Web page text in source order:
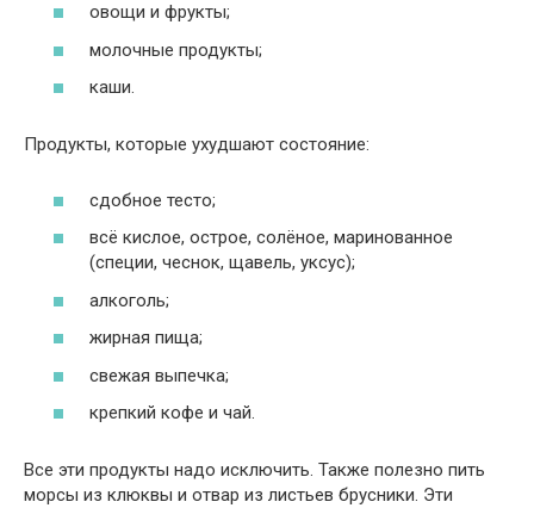
овощи и фрукты;
молочные продукты;
каши.
Продукты, которые ухудшают состояние:
сдобное тесто;
всё кислое, острое, солёное, маринованное
(специи, чеснок, щавель, уксус);
алкоголь;
жирная пища;
свежая выпечка;
крепкий кофе и чай.
Все эти продукты надо исключить. Также полезно пить
морсы из клюквы и отвар из листьев брусники. Эти